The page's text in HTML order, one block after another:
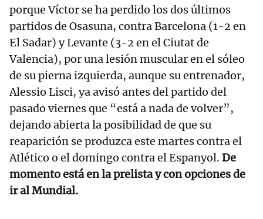
porque Víctor se ha perdido los dos últimos
partidos de Osasuna, contra Barcelona (1-2 en
El Sadar) y Levante (3-2 en el Ciutat de
Valencia), por una lesión muscular en el sóleo
de su pierna izquierda, aunque su entrenador,
Alessio Lisci, ya avisó antes del partido del
pasado viernes que “está a nada de volver”,
dejando abierta la posibilidad de que su
reaparición se produzca este martes contra el
Atlético o el domingo contra el Espanyol. De
momento está en la prelista y con opciones de
ir al Mundial.